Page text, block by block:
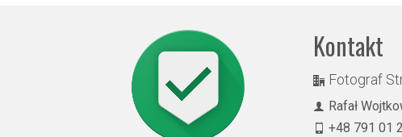
Kontakt
Fotograf
Rafał
+48 791 01